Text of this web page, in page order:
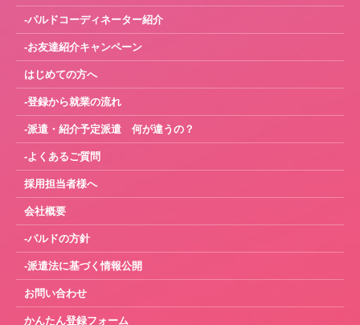
-パルドコーディネーター紹介
-お友達紹介キャンペーン
はじめての方へ
-登録から就業の流れ
-派遣・紹介予定派遣 何が違うの？
-よくあるご質問
採用担当者様へ
会社概要
-パルドの方針
-派遣法に基づく情報公開
お問い合わせ
かんたん登録フォーム